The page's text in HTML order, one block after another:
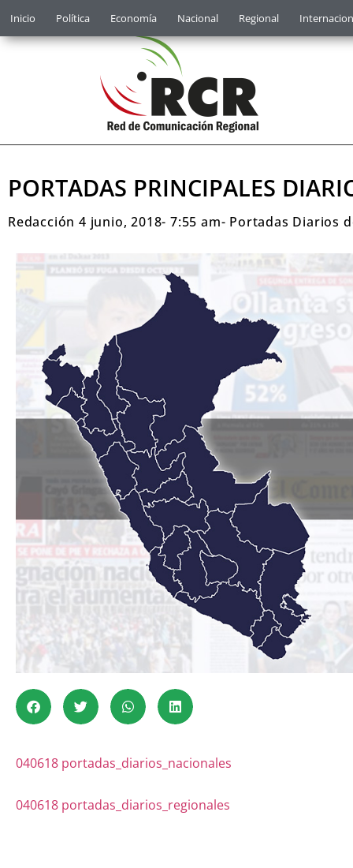
Inicio Política Economía Nacional Regional
PORTADAS PRINCIPALES
Redacción 4 junio, 2018- 7:55 am- Portadas Diarios
040618 portadas_diarios_nacionales
040618 portadas_diarios_regionales